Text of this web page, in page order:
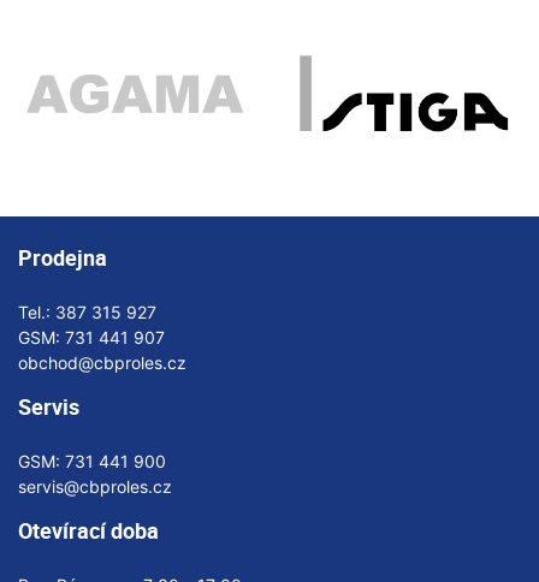
Prodejna
Tel.: 387 315 927
GSM: 731 441 907
obchod@cbproles.cz
Servis
GSM: 731 441 900
servis@cbproles.cz
Otevírací doba